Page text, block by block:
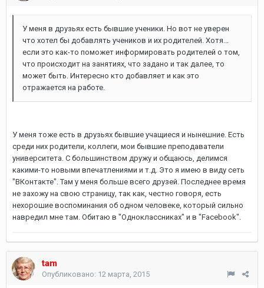
У меня в друзьях есть бывшие ученики. Но вот не уверен
что хотел бы добавлять учеников и их родителей. Хотя...
если это как-то поможет информировать родителей о том,
что происходит на занятиях, что задано и так далее, то
может быть. Интересно кто добавляет и как это
отражается на работе.
У меня тоже есть в друзьях бывшие учащиеся и нынешние. Есть
среди них родители, коллеги, мои бывшие преподаватели
университета. С большинством дружу и общаюсь, делимся
какими-то новыми впечатлениями и т.д. Это я имею в виду сеть
"ВКонтакте". Там у меня больше всего друзей. Последнее время
не захожу на свою страницу, так как, честно говоря, есть
нехорошие воспоминания об одном человеке, который сильно
навредил мне там. Обитаю в "Одноклассниках" и в "Facebook".
tam
Опубликовано: 12 марта, 2015